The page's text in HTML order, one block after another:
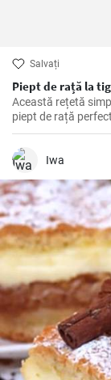
Salvați
Piept de rață la
Această rețetă
piept de rață
savuroasă. Este o
cină elegantă sau
Iwa